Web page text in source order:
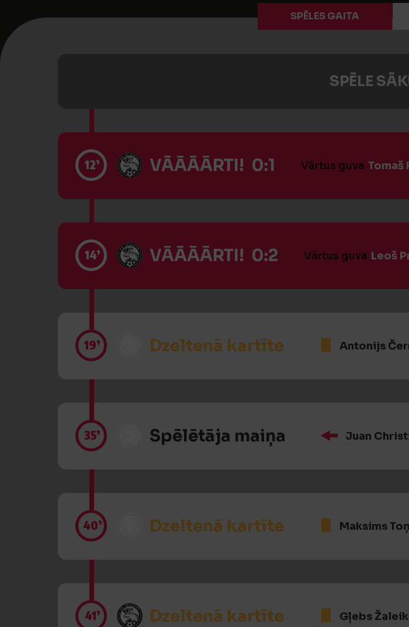
SPĒLES GAITA
SPĒLE
12’ VĀĀĀĀRTI! 0:1 Vārtus guva Tomaš
14’ VĀĀĀĀRTI! 0:2 Vārtus guva Leoš
19’ Dzeltenā kartīte Antonijs
35’ Spēlētāja maiņa Juan
40’ Dzeltenā kartīte Maksims
41’ Dzeltenā kartīte Gļebs